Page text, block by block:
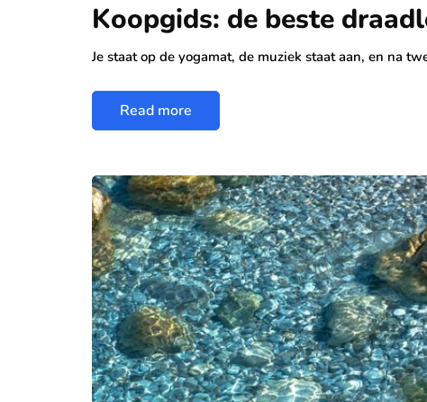
Koopgids: de beste
Je staat op de yogamat, de muziek staat aan, en na
Read more